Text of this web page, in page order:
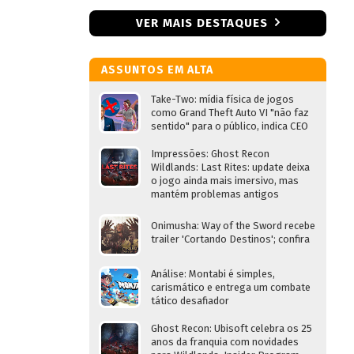
VER MAIS DESTAQUES
ASSUNTOS EM ALTA
Take-Two: mídia física de jogos
como Grand Theft Auto VI "não faz
sentido" para o público, indica CEO
Impressões: Ghost Recon
Wildlands: Last Rites: update deixa
o jogo ainda mais imersivo, mas
mantém problemas antigos
Onimusha: Way of the Sword recebe
trailer 'Cortando Destinos'; confira
Análise: Montabi é simples,
carismático e entrega um combate
tático desafiador
Ghost Recon: Ubisoft celebra os 25
anos da franquia com novidades